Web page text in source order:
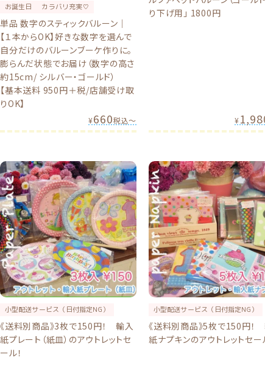
お誕生日 カラバリ充実♡
単品 数字のスティックバルーン｜
【１本からOK】好きな数字を選んで
自分だけのバルーンブーケ作りに。
膨らんだ状態でお届け（数字の高さ
約15cm/ シルバー・ゴールド）
【基本送料 950円＋税/店舗受け取
りOK】
¥660税込〜
り下げ用」 1800円
¥
小型配送サービス（日付指定NG）
《送料別商品》3枚で150円！ 輸入
紙プレート（紙皿）のアウトレットセ
ール！
小型配送サービス（日付指定NG）
《送料別商品》5枚で150円！
紙ナプキンのアウトレットセー